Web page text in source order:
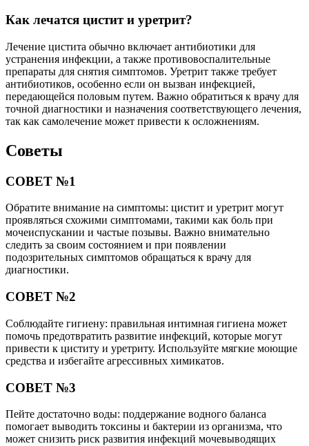
Как лечатся цистит и уретрит?
Лечение цистита обычно включает антибиотики для
устранения инфекции, а также противовоспалительные
препараты для снятия симптомов. Уретрит также требует
антибиотиков, особенно если он вызван инфекцией,
передающейся половым путем. Важно обратиться к врачу для
точной диагностики и назначения соответствующего лечения,
так как самолечение может привести к осложнениям.
Советы
СОВЕТ №1
Обратите внимание на симптомы: цистит и уретрит могут
проявляться схожими симптомами, такими как боль при
мочеиспускании и частые позывы. Важно внимательно
следить за своим состоянием и при появлении
подозрительных симптомов обращаться к врачу для
диагностики.
СОВЕТ №2
Соблюдайте гигиену: правильная интимная гигиена может
помочь предотвратить развитие инфекций, которые могут
привести к циститу и уретриту. Используйте мягкие моющие
средства и избегайте агрессивных химикатов.
СОВЕТ №3
Пейте достаточно воды: поддержание водного баланса
помогает выводить токсины и бактерии из организма, что
может снизить риск развития инфекций мочевыводящих